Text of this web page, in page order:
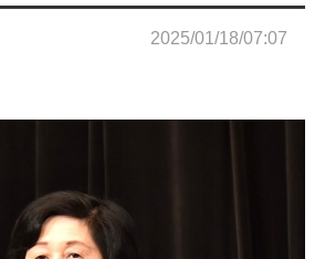
2025/01/18/07:07